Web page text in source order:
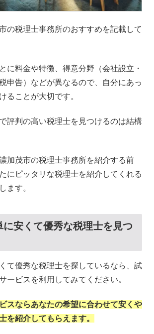
の税理士事務所のおすすめを記載して
に料金や特徴、得意分野（会社設立・
申告）などが異なるので、自分にあっ
ることが大切です。
評判の高い税理士を見つけるのは結構
加茂市の税理士事務所を紹介する前
にピッタリな税理士を紹介してくれる
ます。
に安くて優秀な税理士を見つ
て優秀な税理士を探しているなら、試
ービスを利用してみてください。
スならあなたの希望に合わせて安くや
を紹介してもらえます。